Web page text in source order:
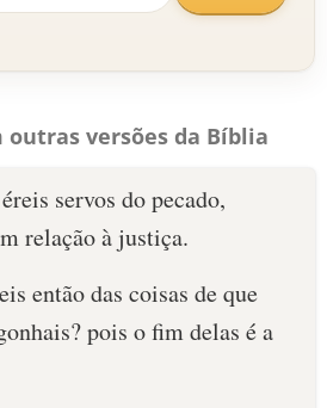
outras versões da Bíblia
servos do pecado,
relação à justiça.
então das coisas de que
pois o fim delas é a